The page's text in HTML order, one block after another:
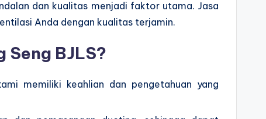
dan kualitas menjadi faktor utama. Jasa
Anda dengan kualitas terjamin.
Seng BJLS?
memiliki keahlian dan pengetahuan yang